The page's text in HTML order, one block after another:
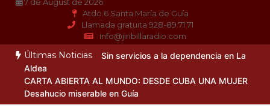
7 de August de 2026
Atdo.6 Santa María de Guía
Llamada gratuita 928-89 71 71
info@jiribillaradio.com
Últimas Noticias
Sin servicios a la dependencia en La
Aldea
CARTA ABIERTA AL MUNDO: DESDE CUBA UNA MUJER
Desahucio miserable en Guía